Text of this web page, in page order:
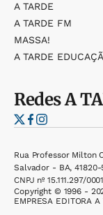
A TARDE
A TARDE FM
MASSA!
A TARDE
RedesA
Rua Professor Milton
Salvador - BA, 41820-
CNPJ nº 15.111.297/
Copyright © 1996 -
EMPRESA EDITORA A